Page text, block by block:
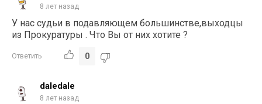
8 лет назад
У нас судьи в подавляющем большинстве,выходцы
из Прокуратуры . Что Вы от них хотите ?
Ответить 0
daledale
8 лет назад